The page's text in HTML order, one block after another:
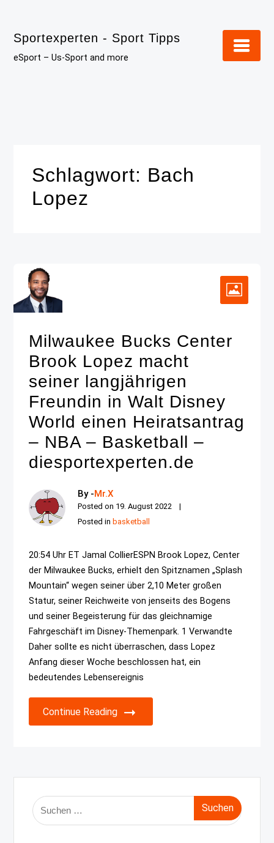
content
Sportexperten - Sport Tipps
eSport – Us-Sport and more
Schlagwort: Bach
Lopez
Milwaukee Bucks Center
Brook Lopez macht
seiner langjährigen
Freundin in Walt Disney
World einen Heiratsantrag
– NBA – Basketball –
diesportexperten.de
By -Mr.X
Posted on 19. August 2022
Posted in basketball
20:54 Uhr ET Jamal CollierESPN Brook Lopez, Center
der Milwaukee Bucks, erhielt den Spitznamen „Splash
Mountain“ wegen seiner über 2,10 Meter großen
Statur, seiner Reichweite von jenseits des Bogens
und seiner Begeisterung für das gleichnamige
Fahrgeschäft im Disney-Themenpark. 1 Verwandte
Daher sollte es nicht überraschen, dass Lopez
Anfang dieser Woche beschlossen hat, ein
bedeutendes Lebensereignis
Continue Reading
Suche
nach: